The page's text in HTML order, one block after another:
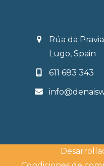
Rúa da
Lugo, Spain
611 683 343